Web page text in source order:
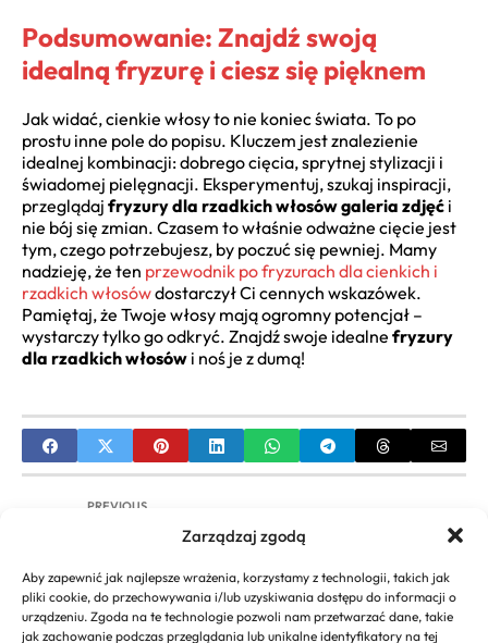
Zarządzaj zgodą
Aby zapewnić jak najlepsze wrażenia, korzystamy z technologii, takich jak
pliki cookie, do przechowywania i/lub uzyskiwania dostępu do informacji o
urządzeniu. Zgoda na te technologie pozwoli nam przetwarzać dane, takie
jak zachowanie podczas przeglądania lub unikalne identyfikatory na tej
Podsumowanie: Znajdź swoją
idealną fryzurę i ciesz się pięknem
Jak widać, cienkie włosy to nie koniec świata. To po
prostu inne pole do popisu. Kluczem jest znalezienie
idealnej kombinacji: dobrego cięcia, sprytnej stylizacji i
świadomej pielęgnacji. Eksperymentuj, szukaj inspiracji,
przeglądaj fryzury dla rzadkich włosów galeria zdjęć i
nie bój się zmian. Czasem to właśnie odważne cięcie jest
tym, czego potrzebujesz, by poczuć się pewniej. Mamy
nadzieję, że ten przewodnik po fryzurach dla cienkich i
rzadkich włosówdostarczył Ci cennych wskazówek.
Pamiętaj, że Twoje włosy mają ogromny potencjał –
wystarczy tylko go odkryć. Znajdź swoje idealne fryzury
dla rzadkich włosów i noś je z dumą!
PREVIOUS
Przedłużanie Włosów Metoda Kanapkowa |
NEXT